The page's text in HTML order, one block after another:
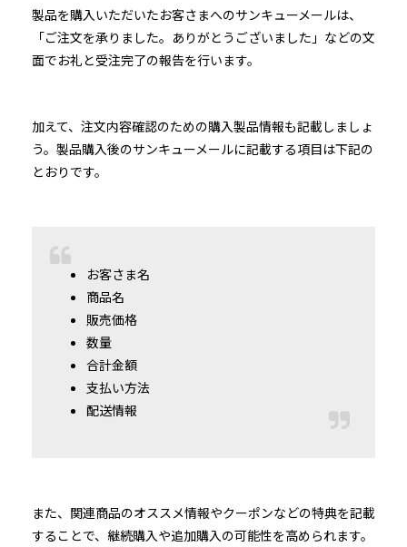
製品を購入いただいたお客さまへのサンキューメールは、
「ご注文を承りました。ありがとうございました」などの文
面でお礼と受注完了の報告を行います。
加えて、注文内容確認のための購入製品情報も記載しましょ
う。製品購入後のサンキューメールに記載する項目は下記の
とおりです。
お客さま名
商品名
販売価格
数量
合計金額
支払い方法
配送情報
また、関連商品のオススメ情報やクーポンなどの特典を記載
することで、継続購入や追加購入の可能性を高められます。